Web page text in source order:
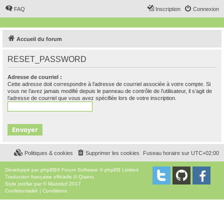
FAQ Connexion
Inscription
Accueil du forum
RESET_PASSWORD
Adresse de courriel :
Cette adresse doit correspondre à l’adresse de courriel associée à votre compte. Si
vous ne l’avez jamais modifié depuis le panneau de contrôle de l’utilisateur, il s’agit de
l’adresse de courriel que vous avez spécifiée lors de votre inscription.
Fuseau horaire sur UTC+02:00
Supprimer les cookies
Politiques & cookies
Développé par phpBB® Forum Software © phpBB Limited
Traduction française officielle ©Qiaeru
Style proflat par © Mazeltof 2017
Confidentialité | Conditions